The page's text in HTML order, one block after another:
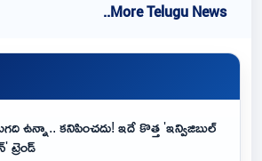
..More Telugu News
ఉన్నా.. కనిపించదు! ఇదే కొత్త 'ఇన్విజిబుల్
ట్రెండ్